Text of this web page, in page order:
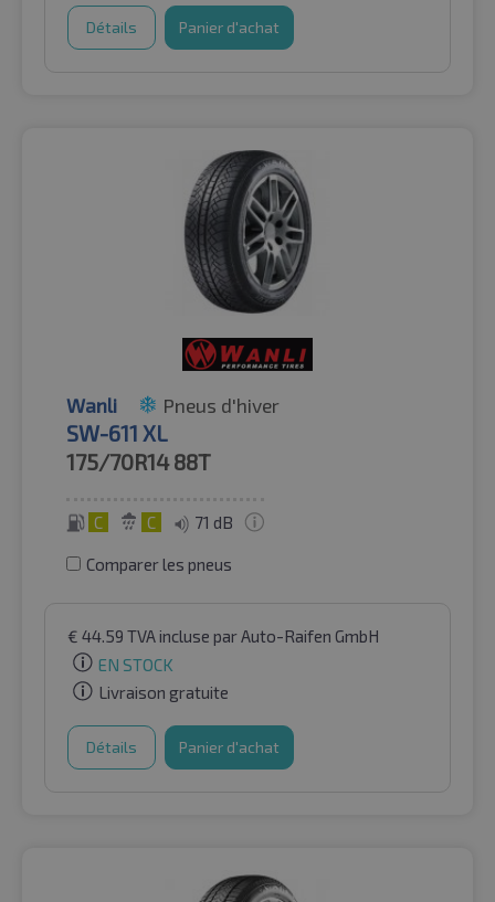
Détails Panier d'achat
Wanli Pneus d'hiver
SW-611 XL
175/70R14 88T
C C 71 dB
Comparer les pneus
€ 44.59 TVA incluse par Auto-Raifen GmbH
EN STOCK
Livraison gratuite
Détails Panier d'achat